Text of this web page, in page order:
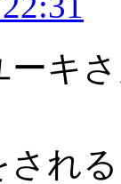
ーキ
され